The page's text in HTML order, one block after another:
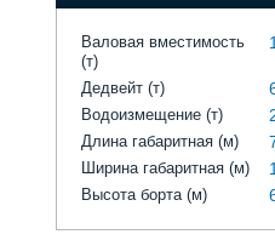
Валовая вместимость
(т)
Дедвейт (т)
Водоизмещение (т)
Длина габаритная (м)
Ширина габаритная (м)
Высота борта (м)